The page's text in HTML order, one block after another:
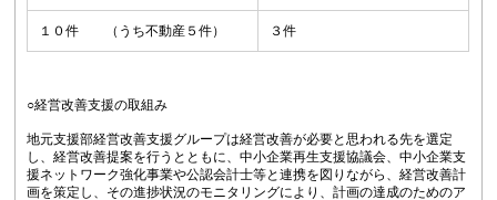
１０件 （うち不動産５件） ３件
○経営改善支援の取組み
地元支援部経営改善支援グループは経営改善が必要と思われる先を選定
し、経営改善提案を行うとともに、中小企業再生支援協議会、中小企業支
援ネットワーク強化事業や公認会計士等と連携を図りながら、経営改善計
画を策定し、その進捗状況のモニタリングにより、計画の達成のためのア